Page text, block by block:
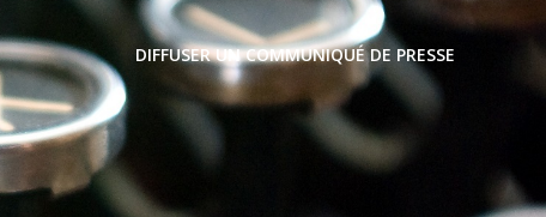
DIFFUSER UN COMMUNIQUÉ DE PRESSE